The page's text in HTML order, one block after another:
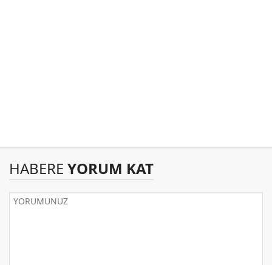
HABERE YORUM KAT